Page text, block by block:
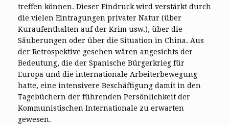
treffen können. Dieser Eindruck wird verstärkt durch
die vielen Eintragungen privater Natur (über
Kuraufenthalten auf der Krim usw.), über die
Säuberungen oder über die Situation in China. Aus
der Retrospektive gesehen wären angesichts der
Bedeutung, die der Spanische Bürgerkrieg für
Europa und die internationale Arbeiterbewegung
hatte, eine intensivere Beschäftigung damit in den
Tagebüchern der führenden Persönlichkeit der
Kommunistischen Internationale zu erwarten
gewesen.